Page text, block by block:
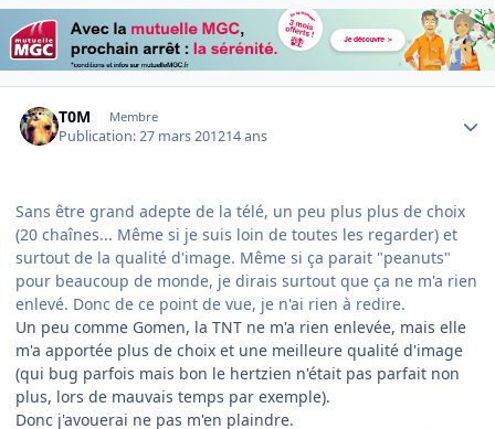
T0M Membre
Publication:27 mars 201214 ans
Sans être grand adepte de la télé, un peu plus plus de choix
(20 chaînes... Même si je suis loin de toutes les regarder) et
surtout de la qualité d'image. Même si ça parait "peanuts"
pour beaucoup de monde, je dirais surtout que ça ne m'a rien
enlevé. Donc de ce point de vue, je n'ai rien à redire.
Un peu comme Gomen, la TNT ne m'a rien enlevée, mais elle
m'a apportée plus de choix et une meilleure qualité d'image
(qui bug parfois mais bon le hertzien n'était pas parfait non
plus, lors de mauvais temps par exemple).
Donc j'avouerai ne pas m'en plaindre.